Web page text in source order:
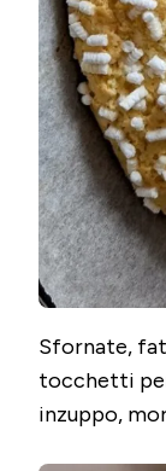
Sfornate,
tocchetti
inzuppo,